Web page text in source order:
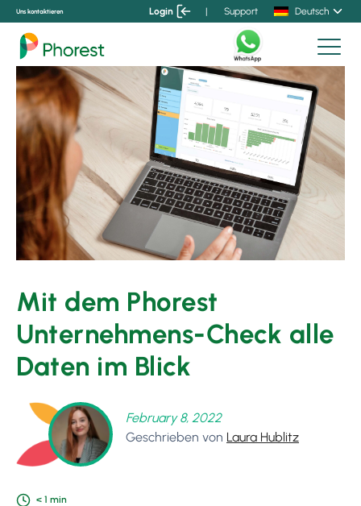
Uns kontaktieren Login | Support Deutsch
Mit dem Phorest
Unternehmens-Check alle
Daten im Blick
February 8, 2022
Geschrieben von Laura Hublitz
< 1 min